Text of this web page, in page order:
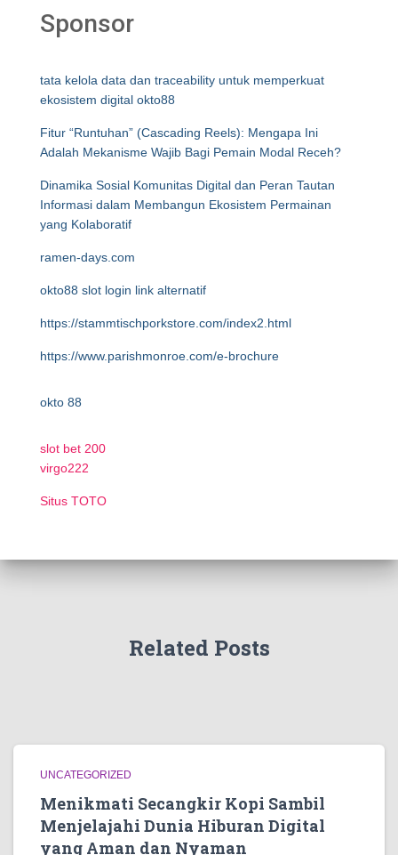
Sponsor
tata kelola data dan traceability untuk memperkuat
ekosistem digital okto88
Fitur “Runtuhan” (Cascading Reels): Mengapa Ini
Adalah Mekanisme Wajib Bagi Pemain Modal Receh?
Dinamika Sosial Komunitas Digital dan Peran Tautan
Informasi dalam Membangun Ekosistem Permainan
yang Kolaboratif
ramen-days.com
okto88 slot login link alternatif
https://stammtischporkstore.com/index2.html
https://www.parishmonroe.com/e-brochure
okto 88
slot bet 200
virgo222
Situs TOTO
Related Posts
UNCATEGORIZED
Menikmati Secangkir Kopi Sambil
Menjelajahi Dunia Hiburan Digital
yang Aman dan Nyaman